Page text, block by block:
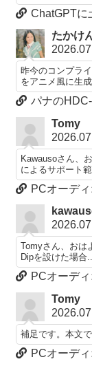
ChatGPTに
たかけ
昨今のコンプラ
をアニメ風に生
パナの
Tomy
Kawausoさん、
によるサポート範
PCオーデ
Tomyさん、おは
Dipを設けた場合
PCオーデ
Tomy
補足です。本文
PCオーデ